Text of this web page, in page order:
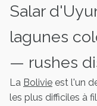
Salar
lagunes
— rushes
La Bolivie est l'un
les plus difficiles à